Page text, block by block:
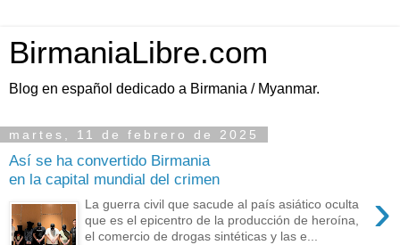
BirmaniaLibre.com
Blog en español dedicado a Birmania / Myanmar.
martes, 11 de febrero de 2025
Así se ha convertido Birmania
en la capital mundial del crimen
›
La guerra civil que sacude al país asiático oculta
que es el epicentro de la producción de heroína,
el comercio de drogas sintéticas y las e...